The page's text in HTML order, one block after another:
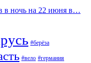
в ночь на 22 июня в…
#берёза
#вело #германия